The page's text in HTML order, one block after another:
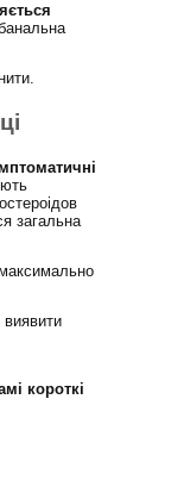
загальна
виявити
короткі